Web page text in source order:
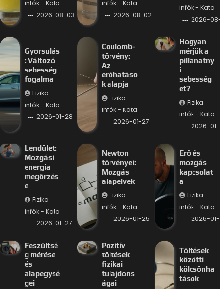
infók - Kata
2026-08-03
infók - Kata
2026-08-02
infók - Kata
2026-
Gyorsulás
: Változó
sebesség
fogalma
Fizika
infók - Kata
2026-01-28
Coulomb-
törvény:
Az
erőhatáso
k alapja
Fizika
infók - Kata
2026-01-27
Hogyan
mérjük a
pillanatny
i
sebesség
et?
Fizika
infók - Kata
2026-
Lendület:
Mozgási
energia
megőrzés
e
Fizika
infók - Kata
2026-01-27
Newton
törvényei:
Mozgás
alapelvek
Fizika
infók - Kata
2026-01-25
Erő és
mozgás
kapcsolat
a
Fizika
infók - Kata
2026-
Feszültsé
g mérése
és
alapegysé
gei
Pozitív
töltések
fizikai
tulajdons
ágai
Töltések
közötti
kölcsönha
tások